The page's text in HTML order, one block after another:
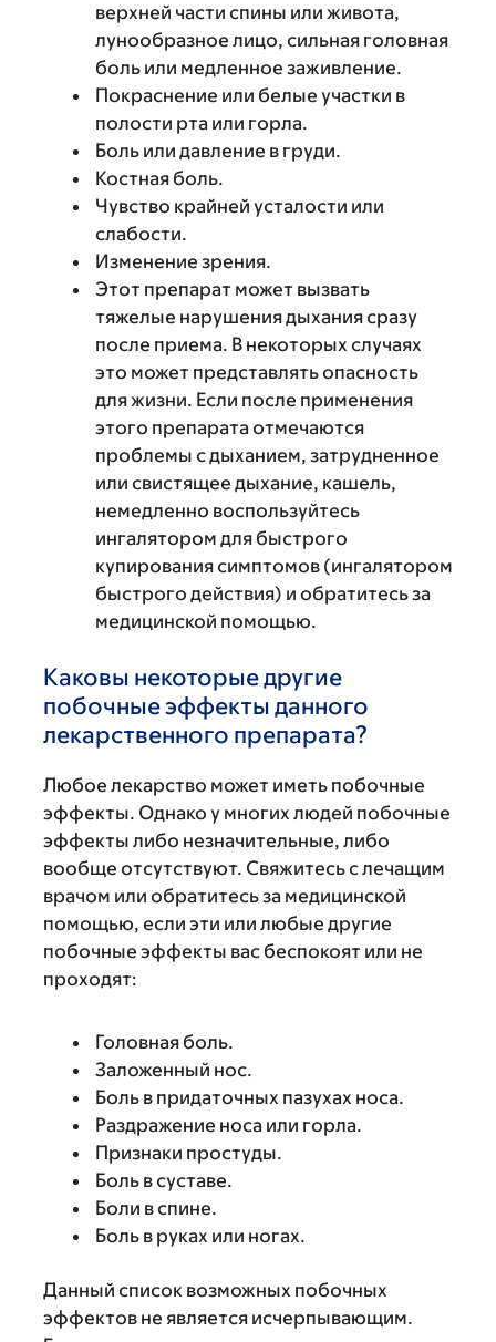
верхней части спины или живота,
лунообразное лицо, сильная головная
боль или медленное заживление.
Покраснение или белые участки в
полости рта или горла.
Боль или давление в груди.
Костная боль.
Чувство крайней усталости или
слабости.
Изменение зрения.
Этот препарат может вызвать
тяжелые нарушения дыхания сразу
после приема. В некоторых случаях
это может представлять опасность
для жизни. Если после применения
этого препарата отмечаются
проблемы с дыханием, затрудненное
или свистящее дыхание, кашель,
немедленно воспользуйтесь
ингалятором для быстрого
купирования симптомов (ингалятором
быстрого действия) и обратитесь за
медицинской помощью.
Каковы некоторые другие
побочные эффекты данного
лекарственного препарата?
Любое лекарство может иметь побочные
эффекты. Однако у многих людей побочные
эффекты либо незначительные, либо
вообще отсутствуют. Свяжитесь с лечащим
врачом или обратитесь за медицинской
помощью, если эти или любые другие
побочные эффекты вас беспокоят или не
проходят:
Головная боль.
Заложенный нос.
Боль в придаточных пазухах носа.
Раздражение носа или горла.
Признаки простуды.
Боль в суставе.
Боли в спине.
Боль в руках или ногах.
Данный список возможных побочных
эффектов не является исчерпывающим.